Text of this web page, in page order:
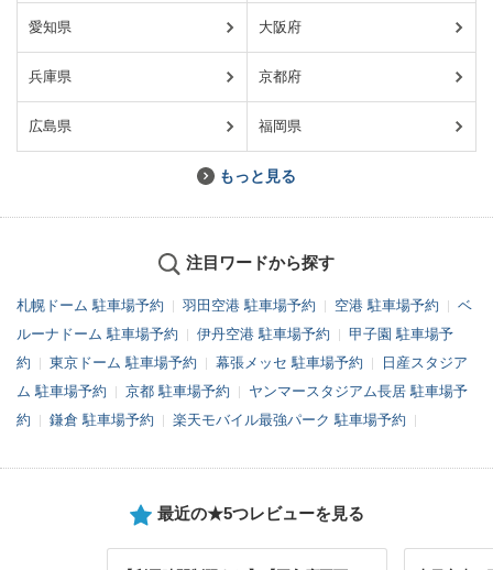
愛知県 大阪府
兵庫県 京都府
広島県 福岡県
もっと見る
注目ワードから探す
札幌ドーム 駐車場予約 羽田空港 駐車場予約 空港 駐車場予約
ベ
ルーナドーム 駐車場予約
伊丹空港 駐車場予約
甲子園 駐車場予
約
東京ドーム 駐車場予約 幕張メッセ 駐車場予約
日産スタジア
ム 駐車場予約
京都 駐車場予約
ヤンマースタジアム長居 駐車場予
約
鎌倉 駐車場予約 楽天モバイル最強パーク 駐車場予約
最近の★5つレビューを見る